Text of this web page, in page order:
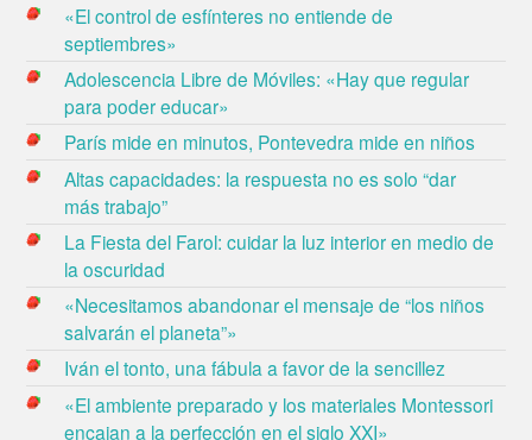
«El control de esfínteres no entiende de
septiembres»
Adolescencia Libre de Móviles: «Hay que regular
para poder educar»
París mide en minutos, Pontevedra mide en niños
Altas capacidades: la respuesta no es solo “dar
más trabajo”
La Fiesta del Farol: cuidar la luz interior en medio de
la oscuridad
«Necesitamos abandonar el mensaje de “los niños
salvarán el planeta”»
Iván el tonto, una fábula a favor de la sencillez
«El ambiente preparado y los materiales Montessori
encajan a la perfección en el siglo XXI»